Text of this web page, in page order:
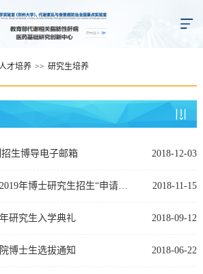
才培养 >> 研究生培养
2018-12-03
招生博导电子邮箱
2018-11-15
郑州大学医学科学院2019年博士研究生招生“申请-考核”制实施细则
2018-09-12
研究生入学典礼
2018-06-22
博士生选拔通知